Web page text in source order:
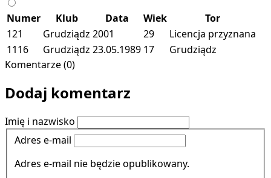
Numer Klub Data Wiek
Tor
121
Grudziądz 2001 29
Licencja przyznana
1116
Grudziądz 23.05.1989 17
Grudziądz
Komentarze (0)
Dodaj komentarz
Imię i nazwisko
Adres e-mail
Adres e-mail nie będzie opublikowany.